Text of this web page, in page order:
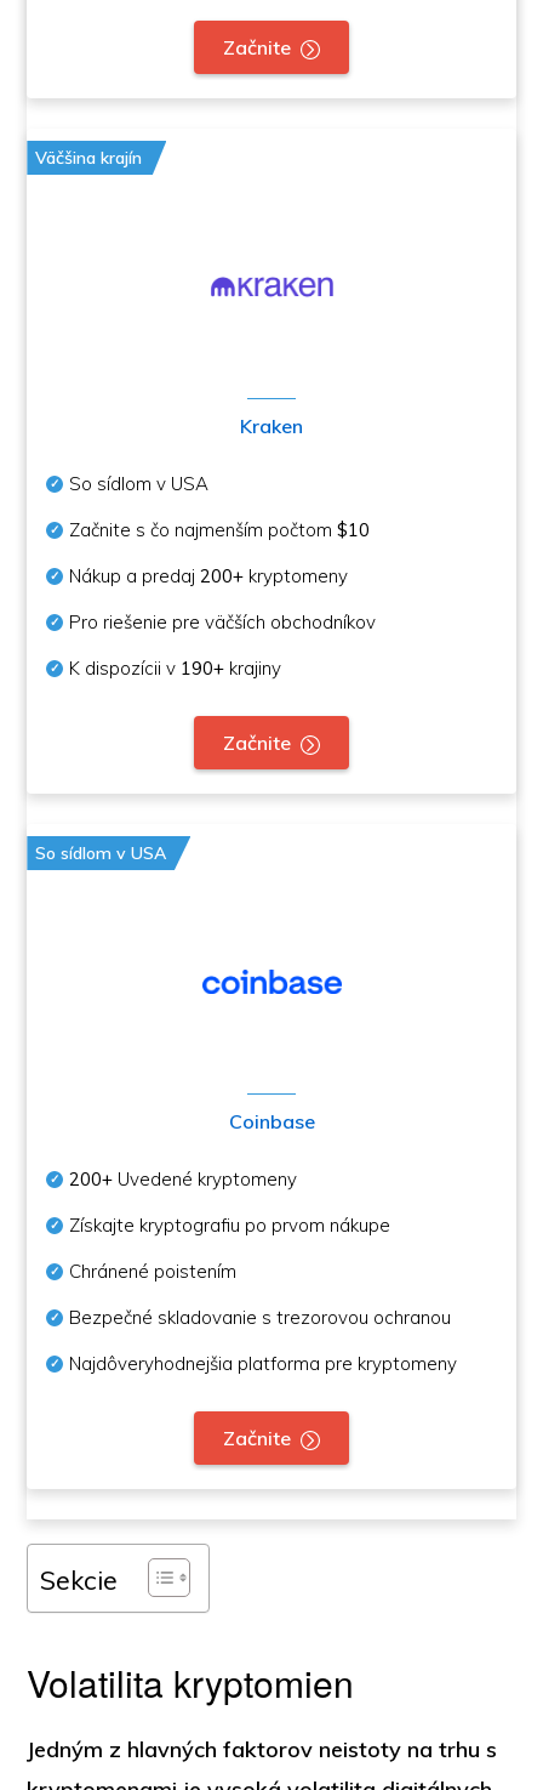
Začnite
Väčšina krajín
Kraken
So sídlom v USA
Začnite s čo najmenším počtom$10
Nákup a predaj200+ kryptomeny
Pro riešenie pre väčších obchodníkov
K dispozícii v 190+ krajiny
Začnite
So sídlom v USA
Coinbase
200+ Uvedené kryptomeny
Získajte kryptografiu po prvom nákupe
Chránené poistením
Bezpečné skladovanie s trezorovou ochranou
Najdôveryhodnejšia platforma pre kryptomeny
Začnite
Sekcie
Volatilita kryptomien
Jedným z hlavných faktorov neistoty na trhu s